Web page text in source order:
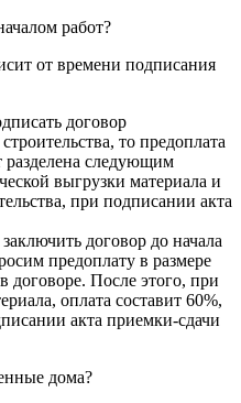
работ?
от времени подписания
договор
то предоплата
разделена следующим
выгрузки материала и
при подписании акта
договор до начала
предоплату в размере
договоре. После этого, при
оплата составит 60%,
акта приемки-сдачи
дома?